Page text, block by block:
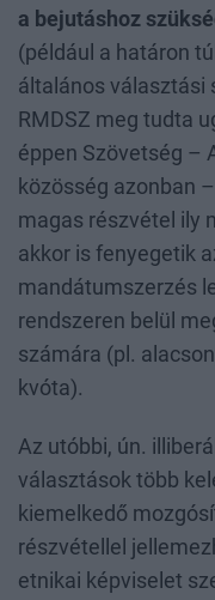
a bejutáshoz
(például a határon
általános választási
RMDSZ meg tudta
éppen Szövetség –
közösség azonban
magas részvétel ily
akkor is fenyegetik
mandátumszerzés
rendszeren belül
számára (pl.
kvóta).
Az utóbbi, ún.
választások több
kiemelkedő
részvétellel
etnikai képviselet